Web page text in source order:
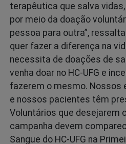
terapêutica que salva
por meio da doação
pessoa para outra”,
quer fazer a diferença na
necessita de doações de
venha doar no HC-UFG e
fazerem o mesmo. Nossos
e nossos pacientes têm
Voluntários que desejarem
campanha devem
Sangue do HC-UFG na